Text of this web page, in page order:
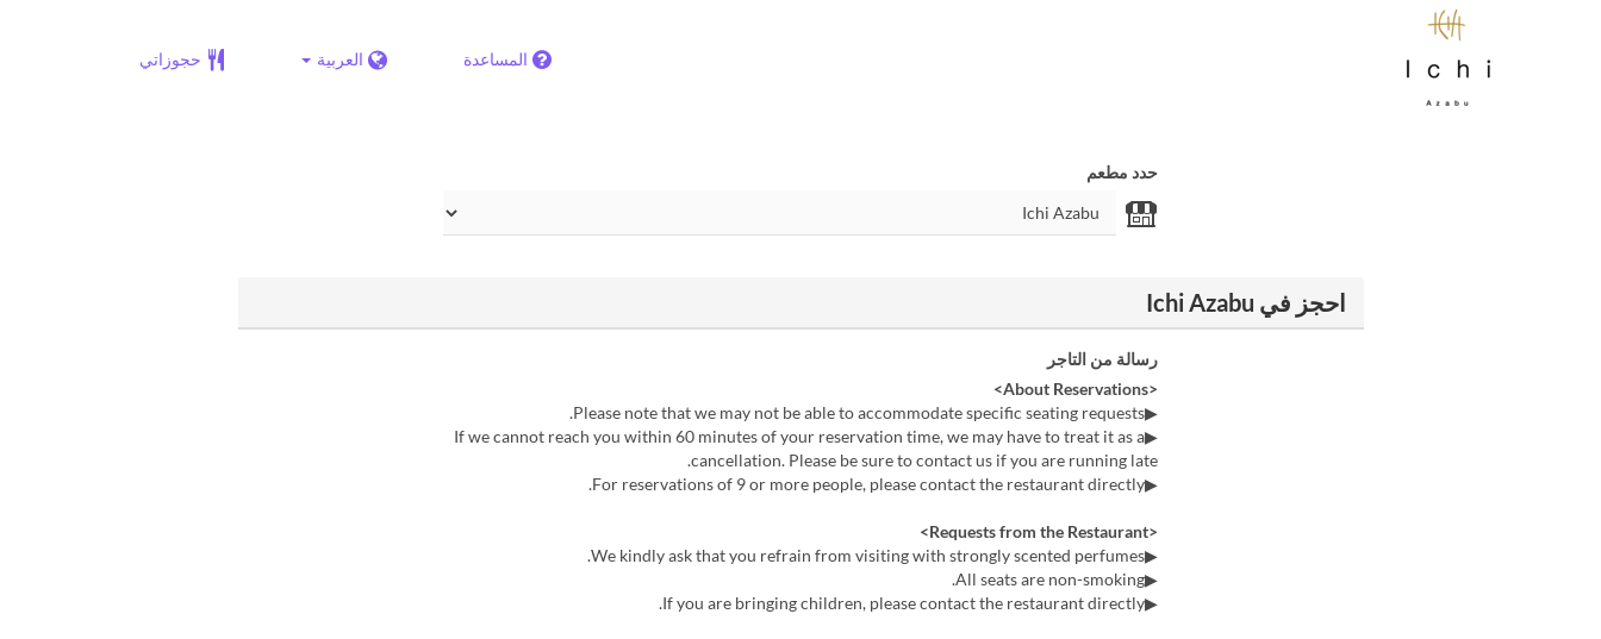
المساعدة العربية حجوزاتي
حدد مطعم
احجز في Ichi Azabu
رسالة من التاجر
<About Reservations>
▶Please note that we may not be able to accommodate specific seating requests.
▶If we cannot reach you within 60 minutes of your reservation time, we may have to treat it as a
cancellation. Please be sure to contact us if you are running late.
▶For reservations of 9 or more people, please contact the restaurant directly.
<Requests from the Restaurant>
▶We kindly ask that you refrain from visiting with strongly scented perfumes.
▶All seats are non-smoking.
▶If you are bringing children, please contact the restaurant directly.